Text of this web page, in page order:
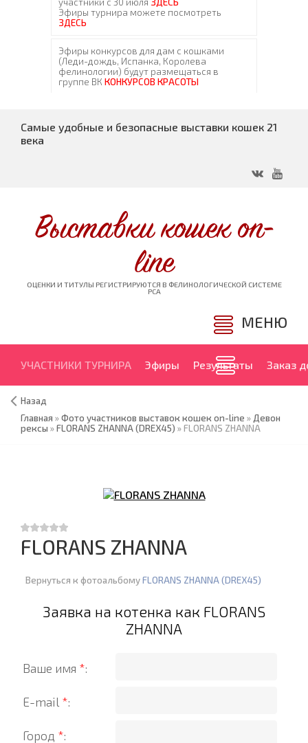
Самые удобные и безопасные выставки кошек 21
века
Выставки кошек on-
line
ОЦЕНКИ И ТИТУЛЫ РЕГИСТРИРУЮТСЯ В ФЕЛИНОЛОГИЧЕСКОЙ СИСТЕМЕ
PCA
МЕНЮ
УЧАСТНИКИ ТУРНИРА Эфиры Результаты Заказ
Назад
Главная »Фото участников выставок кошек on-line » Девон
рексы »FLORANS ZHANNA (DREX45) » FLORANS ZHANNA
FLORANS ZHANNA
Вернуться к фотоальбомуFLORANS ZHANNA (DREX45)
Заявка на котенка как FLORANS
ZHANNA
Ваше имя *:
E-mail *:
Город *: